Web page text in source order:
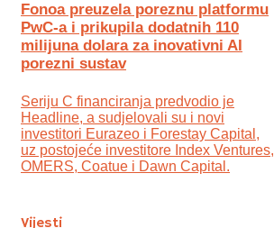
Fonoa preuzela poreznu platformu
PwC-a i prikupila dodatnih 110
milijuna dolara za inovativni AI
porezni sustav
Seriju C financiranja predvodio je
Headline, a sudjelovali su i novi
investitori Eurazeo i Forestay Capital,
uz postojeće investitore Index Ventures,
OMERS, Coatue i Dawn Capital.
Vijesti